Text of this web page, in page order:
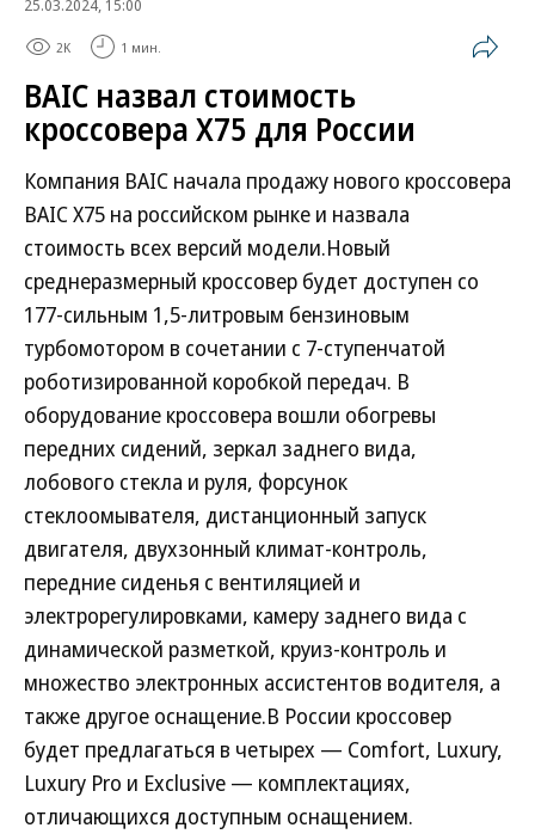
25.03.2024, 15:00
2K 1 мин.
BAIC назвал стоимость
кроссовера X75 для России
Компания BAIC начала продажу нового кроссовера
BAIС X75 на российском рынке и назвала
стоимость всех версий модели.Новый
среднеразмерный кроссовер будет доступен со
177-сильным 1,5-литровым бензиновым
турбомотором в сочетании с 7-ступенчатой
роботизированной коробкой передач. В
оборудование кроссовера вошли обогревы
передних сидений, зеркал заднего вида,
лобового стекла и руля, форсунок
стеклоомывателя, дистанционный запуск
двигателя, двухзонный климат-контроль,
передние сиденья с вентиляцией и
электрорегулировками, камеру заднего вида с
динамической разметкой, круиз-контроль и
множество электронных ассистентов водителя, а
также другое оснащение.В России кроссовер
будет предлагаться в четырех — Comfort, Luxury,
Luxury Pro и Exсlusive — комплектациях,
отличающихся доступным оснащением.